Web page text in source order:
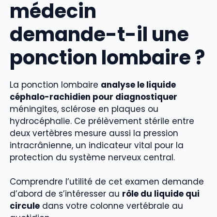
médecin
demande-t-il une
ponction lombaire ?
La ponction lombaire analyse le liquide
céphalo-rachidien pour diagnostiquer
méningites, sclérose en plaques ou
hydrocéphalie. Ce prélèvement stérile entre
deux vertèbres mesure aussi la pression
intracrânienne, un indicateur vital pour la
protection du système nerveux central.
Comprendre l’utilité de cet examen demande
d’abord de s’intéresser au rôle du liquide qui
circule dans votre colonne vertébrale au